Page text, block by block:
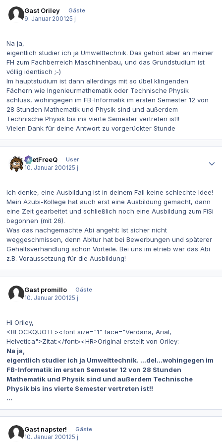
Gast Oriley
Gäste
9. Januar 200125 j
Na ja,
eigentlich studier ich ja Umwelttechnik. Das gehört aber an meiner
FH zum Fachberreich Maschinenbau, und das Grundstudium ist
völlig identisch ;-)
Im hauptstudium ist dann allerdings mit so übel klingenden
Fächern wie Ingenieurmathematik oder Technische Physik
schluss, wohingegen im FB-Informatik im ersten Semester 12 von
28 Stunden Mathematik und Physik sind und außerdem
Technische Physik bis ins vierte Semester vertreten ist!!
Vielen Dank für deine Antwort zu vorgerückter Stunde
beetFreeQ
User
10. Januar 200125 j
Ich denke, eine Ausbildung ist in deinem Fall keine schlechte Idee!
Mein Azubi-Kollege hat auch erst eine Ausbildung gemacht, dann
eine Zeit gearbeitet und schließlich noch eine Ausbildung zum FiSi
begonnen (mit 26).
Was das nachgemachte Abi angeht: Ist sicher nicht
weggeschmissen, denn Abitur hat bei Bewerbungen und späterer
Gehaltsverhandlung schon Vorteile. Bei uns im etrieb war das Abi
z.B. Voraussetzung für die Ausbildung!
Gast promillo
Gäste
10. Januar 200125 j
Hi Oriley,
<BLOCKQUOTE><font size="1" face="Verdana, Arial,
Helvetica">Zitat:</font><HR>Original erstellt von Oriley:
Na ja,
eigentlich studier ich ja Umwelttechnik. ...del...wohingegen im
FB-Informatik im ersten Semester 12 von 28 Stunden
Mathematik und Physik sind und außerdem Technische
Physik bis ins vierte Semester vertreten ist!!
...
Gast napster!
Gäste
10. Januar 2001 25 j